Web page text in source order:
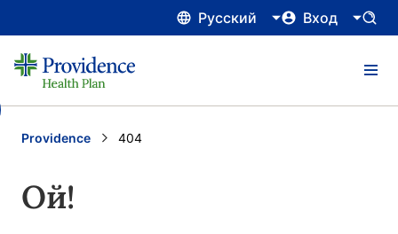
Русский Вход
Providence Current:
404
Ой!